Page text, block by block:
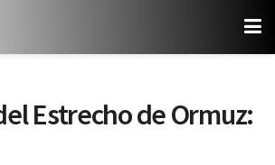
Estrecho de Ormuz: